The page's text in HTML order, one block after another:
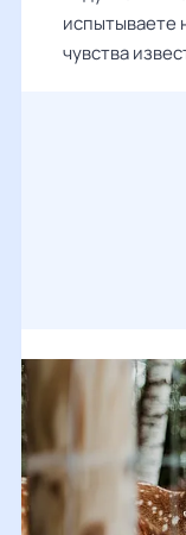
испытываете
чувства